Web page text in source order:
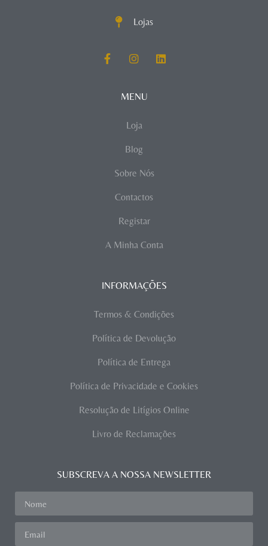
Lojas
MENU
Loja
Blog
Sobre Nós
Contactos
Registar
A Minha Conta
INFORMAÇÕES
Termos & Condições
Política de Devolução
Política de Entrega
Política de Privacidade e Cookies
Resolução de Litígios Online
Livro de Reclamações
SUBSCREVA A NOSSA NEWSLETTER